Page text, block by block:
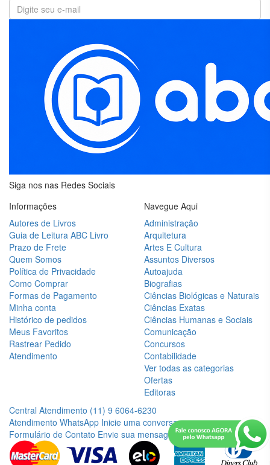
ALEXANDRE
DUMAS
STOKER
LEWIS
CARLOS
DRUMMOND
DE
ANDRADE
CECÍLIA
MEIRELES
CLARICE
LISPECTOR
EVARISTO
DALE
CARNEGIE
Siga nos nas Redes Sociais
Informações
Autores de Livros
Guia de Leitura ABC Livro
Prazo de Frete
Quem Somos
Política de Privacidade
Como Comprar
Formas de Pagamento
Minha conta
Histórico de pedidos
Meus Favoritos
Rastrear Pedido
Atendimento
Navegue Aqui
Administração
Arquitetura
Artes E Cultura
Assuntos Diversos
Autoajuda
Biografias
Ciências Biológicas e Naturais
Ciências Exatas
Ciências Humanas e Sociais
Comunicação
Concursos
Contabilidade
Ver todas as categorias
Ofertas
Editoras
Central Atendimento (11) 9 6064-6230
Atendimento WhatsApp Inicie uma conversa
Formulário de Contato Envie sua mensagem